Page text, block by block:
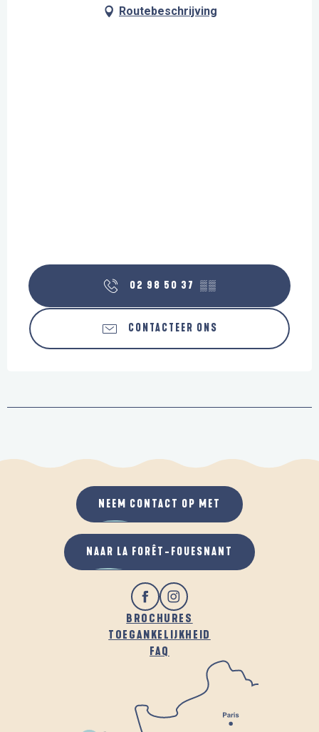
Routebeschrijving
02 98 50 37 ▒▒
CONTACTEER ONS
BROCHURES
TOEGANKELIJKHEID
FAQ
NEEM CONTACT OP MET
NAAR LA FORÊT-FOUESNANT